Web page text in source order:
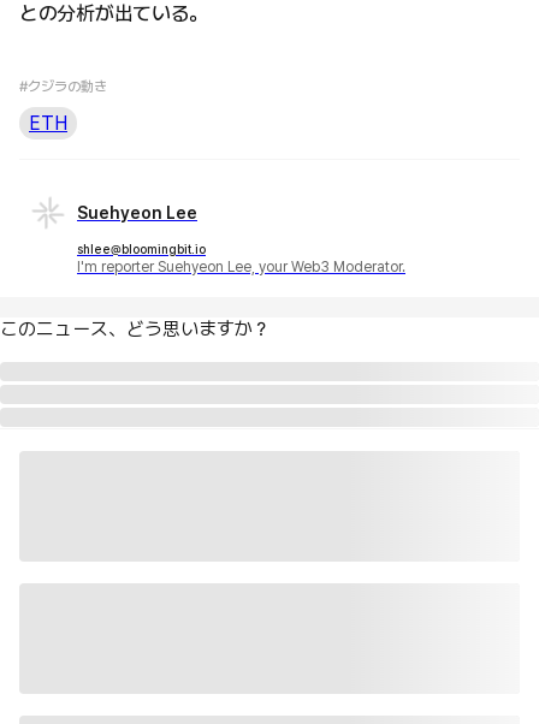
との分析が出ている。
#クジラの動き
ETH
Suehyeon Lee
shlee@bloomingbit.io
I'm reporter Suehyeon Lee, your Web3 Moderator.
このニュース、どう思いますか？